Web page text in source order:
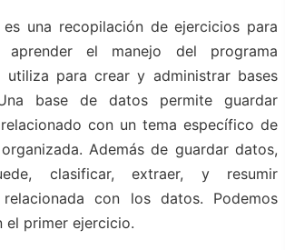
es una recopilación de ejercicios para
el manejo del programa
utiliza para crear y administrar bases
base de datos permite guardar
con un tema específico de
Además de guardar datos,
clasificar, extraer, y resumir
relacionada con los datos. Podemos
el primer ejercicio.